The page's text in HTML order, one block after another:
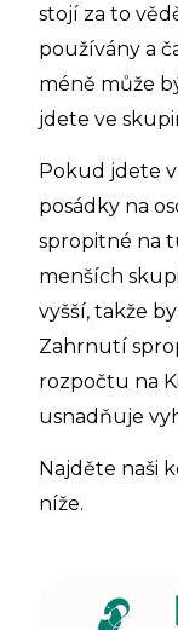
stojí za to
používány a
méně může
jdete ve
Pokud jdete
posádky na
spropitné na
menších
vyšší, takže
Zahrnutí
rozpočtu na
usnadňuje
Najděte naši
níže.